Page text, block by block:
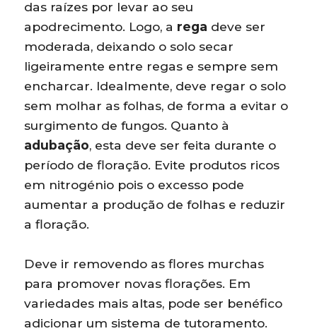
das raízes por levar ao seu
apodrecimento. Logo, a rega deve ser
moderada, deixando o solo secar
ligeiramente entre regas e sempre sem
encharcar. Idealmente, deve regar o solo
sem molhar as folhas, de forma a evitar o
surgimento de fungos. Quanto à
adubação, esta deve ser feita durante o
período de floração. Evite produtos ricos
em nitrogénio pois o excesso pode
aumentar a produção de folhas e reduzir
a floração.
Deve ir removendo as flores murchas
para promover novas florações. Em
variedades mais altas, pode ser benéfico
adicionar um sistema de tutoramento.